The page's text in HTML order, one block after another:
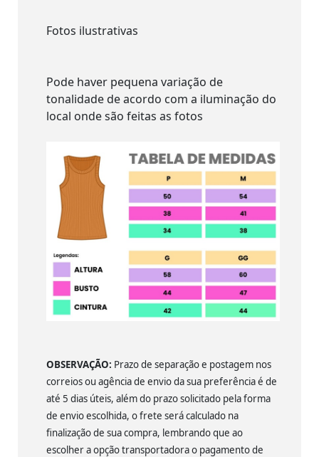
Fotos ilustrativas
Pode haver pequena variação de
tonalidade de acordo com a iluminação do
local onde são feitas as fotos
OBSERVAÇÃO: Prazo de separação e postagem nos
correios ou agência de envio da sua preferência é de
até 5 dias úteis, além do prazo solicitado pela forma
de envio escolhida, o frete será calculado na
finalização de sua compra, lembrando que ao
escolher a opção transportadora o pagamento de